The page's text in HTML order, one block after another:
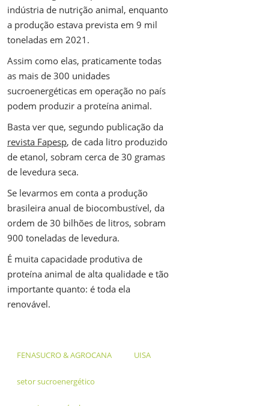
indústria de nutrição animal, enquanto
a produção estava prevista em 9 mil
toneladas em 2021.
Assim como elas, praticamente todas
as mais de 300 unidades
sucroenergéticas em operação no país
podem produzir a proteína animal.
Basta ver que, segundo publicação da
revista Fapesp, de cada litro produzido
de etanol, sobram cerca de 30 gramas
de levedura seca.
Se levarmos em conta a produção
brasileira anual de biocombustível, da
ordem de 30 bilhões de litros, sobram
900 toneladas de levedura.
É muita capacidade produtiva de
proteína animal de alta qualidade e tão
importante quanto: é toda ela
renovável.
FENASUCRO & AGROCANA UISA
setor sucroenergético